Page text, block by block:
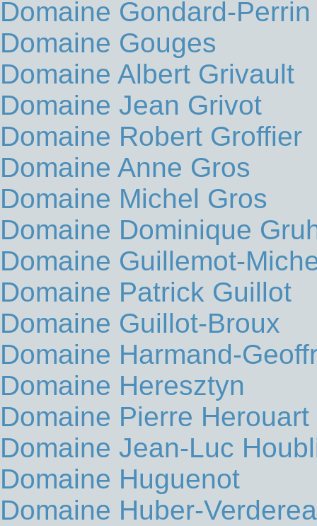
Domaine Gondard-Perrin
Domaine Gouges
Domaine Albert Grivault
Domaine Jean Grivot
Domaine Robert Groffier
Domaine Anne Gros
Domaine Michel Gros
Domaine Dominique
Domaine Guillemot-
Domaine Patrick Guillot
Domaine Guillot-Broux
Domaine Harmand-
Domaine Heresztyn
Domaine Pierre Herouart
Domaine Jean-Luc
Domaine Huguenot
Domaine Huber-